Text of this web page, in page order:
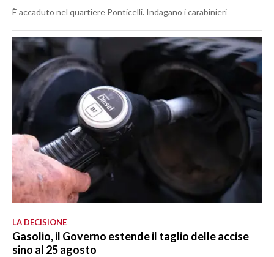
È accaduto nel quartiere Ponticelli. Indagano i carabinieri
LA DECISIONE
Gasolio, il Governo estende il taglio delle accise
sino al 25 agosto